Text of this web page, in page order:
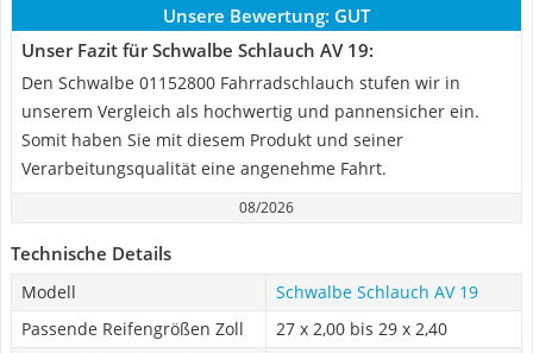
Unsere Bewertung: GUT
Unser Fazit für Schwalbe Schlauch AV 19:
Den Schwalbe 01152800 Fahrradschlauch stufen wir in
unserem Vergleich als hochwertig und pannensicher ein.
Somit haben Sie mit diesem Produkt und seiner
Verarbeitungsqualität eine angenehme Fahrt.
08/2026
Technische Details
Modell
Schwalbe Schlauch AV 19
Passende Reifengrößen Zoll
27 x 2,00 bis 29 x 2,40